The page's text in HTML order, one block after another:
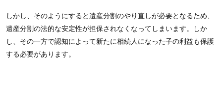
しかし、そのようにすると遺産分割のやり直しが必要となるため、
遺産分割の法的な安定性が担保されなくなってしまいます。しか
し、その一方で認知によって新たに相続人になった子の利益も保護
する必要があります。